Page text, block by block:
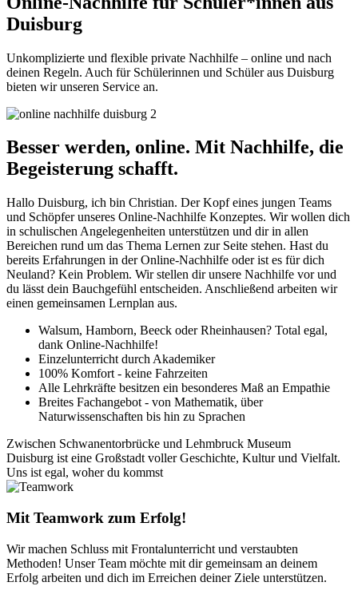
Duisburg
Unkomplizierte und flexible private Nachhilfe – online und nach
deinen Regeln. Auch für Schülerinnen und Schüler aus Duisburg
bieten wir unseren Service an.
Besser werden, online. Mit Nachhilfe, die
Begeisterung schafft.
Hallo Duisburg, ich bin Christian. Der Kopf eines jungen Teams
und Schöpfer unseres Online-Nachhilfe Konzeptes. Wir wollen dich
in schulischen Angelegenheiten unterstützen und dir in allen
Bereichen rund um das Thema Lernen zur Seite stehen. Hast du
bereits Erfahrungen in der Online-Nachhilfe oder ist es für dich
Neuland? Kein Problem. Wir stellen dir unsere Nachhilfe vor und
du lässt dein Bauchgefühl entscheiden. Anschließend arbeiten wir
einen gemeinsamen Lernplan aus.
Walsum, Hamborn, Beeck oder Rheinhausen? Total egal,
dank Online-Nachhilfe!
Einzelunterricht durch Akademiker
100% Komfort - keine Fahrzeiten
Alle Lehrkräfte besitzen ein besonderes Maß an Empathie
Breites Fachangebot - von Mathematik, über
Naturwissenschaften bis hin zu Sprachen
Zwischen Schwanentorbrücke und Lehmbruck Museum
Duisburg ist eine Großstadt voller Geschichte, Kultur und Vielfalt.
Uns ist egal, woher du kommst
Mit Teamwork zum Erfolg!
Wir machen Schluss mit Frontalunterricht und verstaubten
Methoden! Unser Team möchte mit dir gemeinsam an deinem
Erfolg arbeiten und dich im Erreichen deiner Ziele unterstützen.